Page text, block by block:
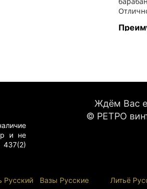
и не
437(2)
Ждём Вас
© РЕТРО
Русский Вазы Русские Литьё